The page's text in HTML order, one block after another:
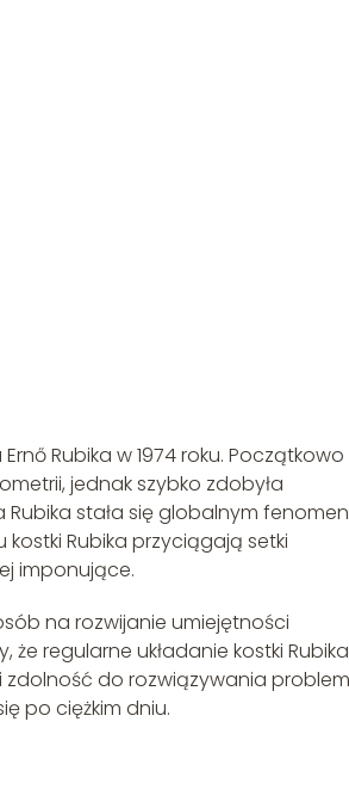
Rubika w 1974 roku. Początkowo
jednak szybko zdobyła
stała się globalnym
Rubika przyciągają setki
imponujące.
na rozwijanie umiejętności
regularne układanie kostki Rubika
do rozwiązywania
po ciężkim dniu.